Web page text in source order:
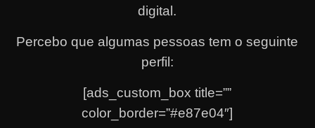
digital.
Percebo que algumas pessoas tem o seguinte
perfil:
[ads_custom_box title=””
color_border=”#e87e04″]